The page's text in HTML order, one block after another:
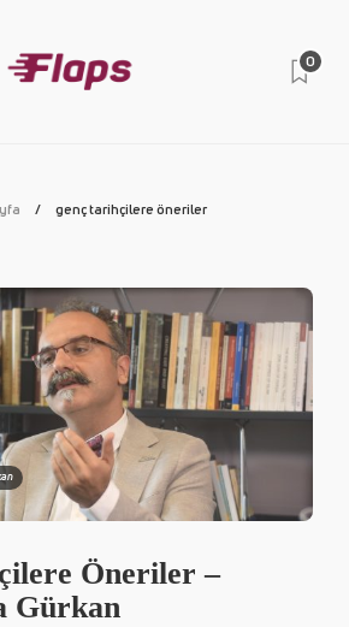
0
genç tarihçilere öneriler
Öneriler –
Gürkan